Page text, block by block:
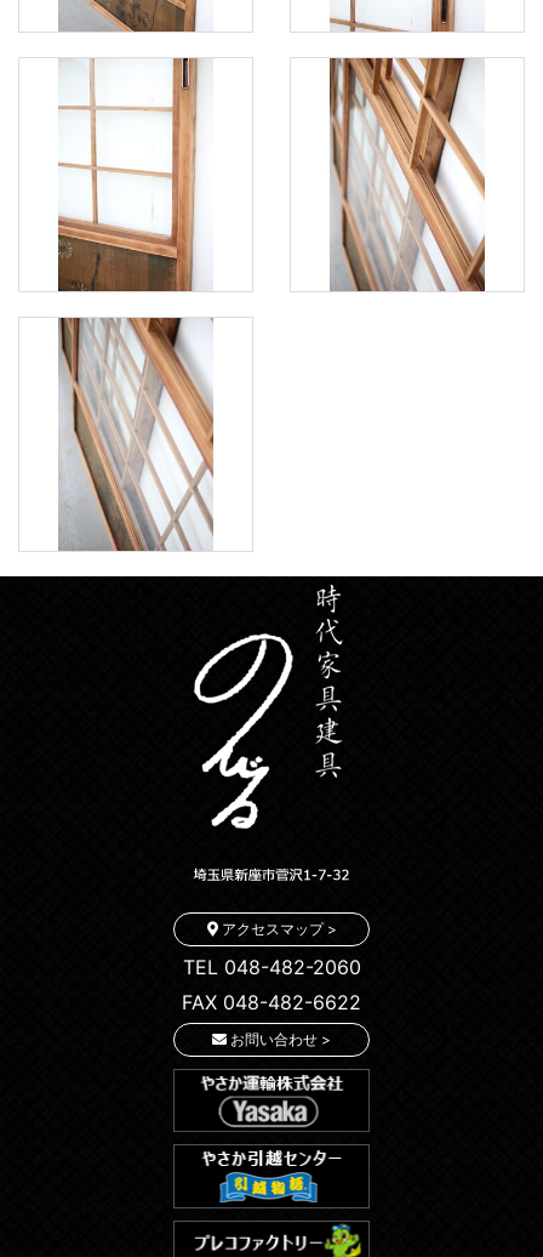
アクセスマップ >
TEL 048-482-2060
FAX 048-482-6622
お問い合わせ >